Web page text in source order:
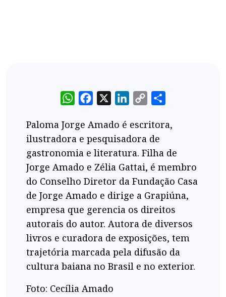
WhatsAppFacebook LinkedIn
Copy
Paloma Jorge Amado é escritora,
ilustradora e pesquisadora de
gastronomia e literatura. Filha de
Jorge Amado e Zélia Gattai, é membro
do Conselho Diretor da Fundação Casa
de Jorge Amado e dirige a Grapiúna,
empresa que gerencia os direitos
autorais do autor. Autora de diversos
livros e curadora de exposições, tem
trajetória marcada pela difusão da
cultura baiana no Brasil e no exterior.
Foto: Cecília Amado